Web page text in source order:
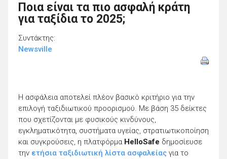
Ποια είναι τα πιο ασφαλή κράτη
για ταξίδια το 2025;
Συντάκτης:
Newsville
Η ασφάλεια αποτελεί πλέον βασικό κριτήριο για την
επιλογή ταξιδιωτικού προορισμού. Με βάση 35 δείκτες
που σχετίζονται με φυσικούς κινδύνους,
εγκληματικότητα, συστήματα υγείας, στρατιωτικοποίηση
και συγκρούσεις, η πλατφόρμα HelloSafe δημοσίευσε
την ετήσια ταξιδιωτική λίστα ασφαλείας για το